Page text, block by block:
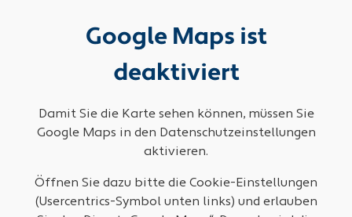
Google Maps ist
deaktiviert
Damit Sie die Karte sehen können, müssen Sie
Google Maps in den Datenschutzeinstellungen
aktivieren.
Öffnen Sie dazu bitte die Cookie-Einstellungen
(Usercentrics-Symbol unten links) und erlauben